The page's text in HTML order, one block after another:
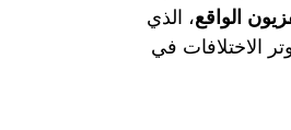
الواقع، الذي
الاختلافات في